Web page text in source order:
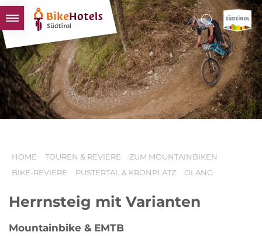
BIKEHOTELS
HOTELS & PAKETE
TOUREN & REVIERE
SÜDTIROL & WIR
HOME TOUREN & REVIERE
ZUM MOUNTAINBIKEN
BIKE-REVIERE
PUSTERTAL & KRONPLATZ OLANG
Herrnsteig mit Varianten
Mountainbike & EMTB